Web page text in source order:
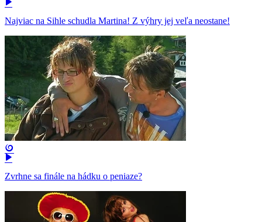
Najviac na Sihle schudla Martina! Z výhry jej veľa neostane!
Zvrhne sa finále na hádku o peniaze?